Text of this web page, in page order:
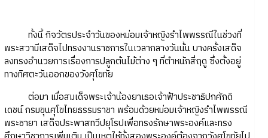
ทั้งนี้ กิจวัตรประจำวันของหม่อมเจ้าหญิงรำไพพรรณีในช่วงที่
พระสวามีเสด็จไปทรงงานราชการในเวลากลางวันนั้น บางครั้งเสด็จ
ลงทรงอำนวยการเรื่องการปลูกต้นไม้ต่าง ๆ ที่ตำหนักสี่ฤดู ซึ่งตั้งอยู่
ทางทิศตะวันออกของวังศุโขทัย
ต่อมา เมื่อสมเด็จพระเจ้าน้องยาเธอเจ้าฟ้าประชาธิปกศักดิ
เดชน์ กรมขุนศุโขไทยธรรมราชา พร้อมด้วยหม่อมเจ้าหญิงรำไพพรรณี
พระชายา เสด็จประพาสทวีปยุโรปเพื่อทรงรักษาพระองค์และทรง